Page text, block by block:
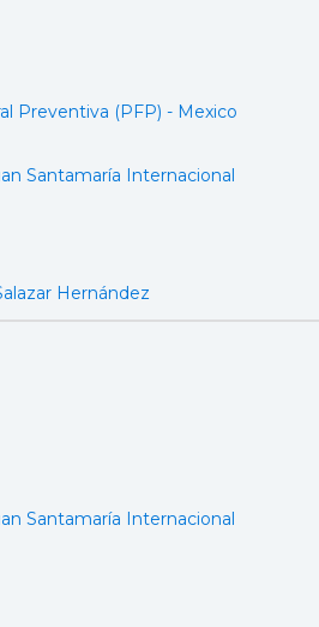
Preventiva (PFP) - Mexico
Santamaría Internacional
Hernández
Santamaría Internacional